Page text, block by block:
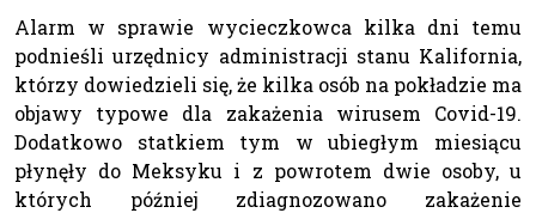
Alarm w sprawie wycieczkowca kilka dni temu
podnieśli urzędnicy administracji stanu Kalifornia,
którzy dowiedzieli się, że kilka osób na pokładzie ma
objawy typowe dla zakażenia wirusem Covid-19.
Dodatkowo statkiem tym w ubiegłym miesiącu
płynęły do Meksyku i z powrotem dwie osoby, u
których później zdiagnozowano zakażenie